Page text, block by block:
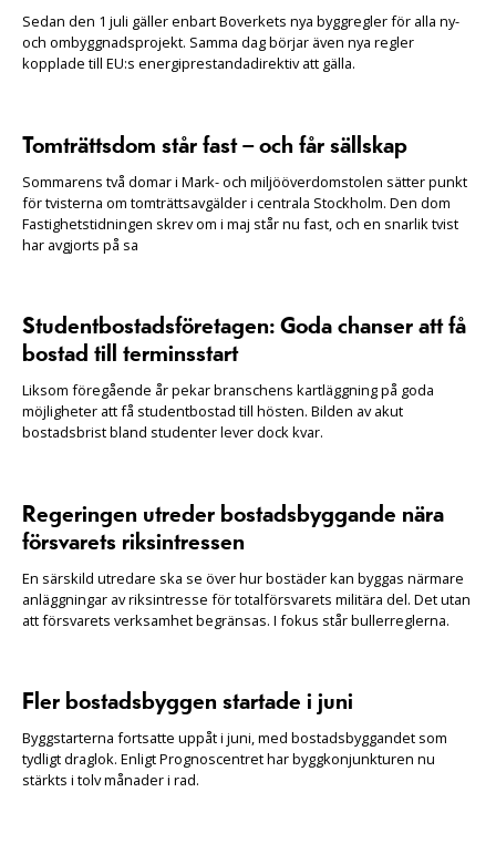
Sedan den 1 juli gäller enbart Boverkets nya byggregler för alla ny-
och ombyggnadsprojekt. Samma dag börjar även nya regler
kopplade till EU:s energiprestandadirektiv att gälla.
Tomträttsdom står fast – och får sällskap
Sommarens två domar i Mark- och miljööverdomstolen sätter punkt
för tvisterna om tomträttsavgälder i centrala Stockholm. Den dom
Fastighetstidningen skrev om i maj står nu fast, och en snarlik tvist
har avgjorts på sa
Studentbostadsföretagen: Goda chanser att få
bostad till terminsstart
Liksom föregående år pekar branschens kartläggning på goda
möjligheter att få studentbostad till hösten. Bilden av akut
bostadsbrist bland studenter lever dock kvar.
Regeringen utreder bostadsbyggande nära
försvarets riksintressen
En särskild utredare ska se över hur bostäder kan byggas närmare
anläggningar av riksintresse för totalförsvarets militära del. Det utan
att försvarets verksamhet begränsas. I fokus står bullerreglerna.
Fler bostadsbyggen startade i juni
Byggstarterna fortsatte uppåt i juni, med bostadsbyggandet som
tydligt draglok. Enligt Prognoscentret har byggkonjunkturen nu
stärkts i tolv månader i rad.